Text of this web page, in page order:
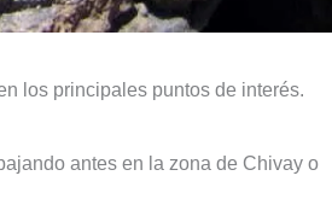
los principales puntos de interés.
antes en la zona de Chivay o